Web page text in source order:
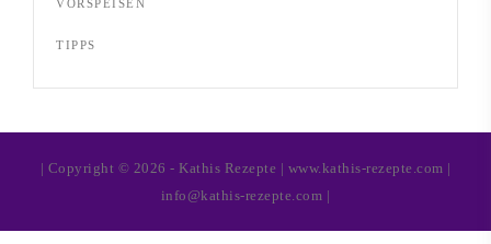
VORSPEISEN
TIPPS
| Copyright © 2026 - Kathis Rezepte | www.kathis-rezepte.com |
info@kathis-rezepte.com |